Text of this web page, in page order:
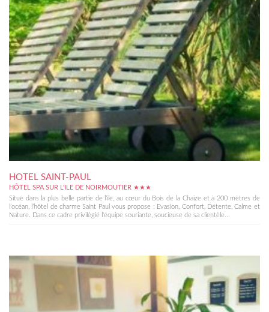
HOTEL SAINT-PAUL
HÔTEL SPA SUR L'ILE DE NOIRMOUTIER ★★★
Situé dans la plus belle partie de l’île, au cœur du Bois de la Chaize et à 200 mètres de
l’océan, l’hôtel de charme Saint Paul vous propose : Evasion, Confort, Détente, Calme et
Nature. Dans ce cadre privilégié l'équipe souriante, soucieuse de sa clientèle...